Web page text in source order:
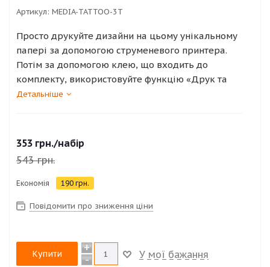
Артикул: MEDIA-TATTOO-3T
Просто друкуйте дизайни на цьому унікальному
папері за допомогою струменевого принтера.
Потім за допомогою клею, що входить до
комплекту, використовуйте функцію «Друк та
обрізка» ріжучого плотера Silhouette, щоб
тримаються день або два, і їх можна видалити
мочалкою за допомогою теплої води з милом.
Ваші діти будуть у захваті!
Детальніше
353 грн./набір
543грн.
Економія 190 грн.
Повідомити про зниження ціни
Купити
+
-
У мої бажання